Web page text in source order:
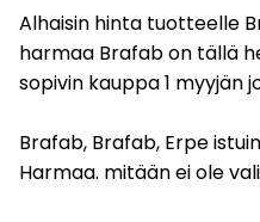
Alhaisin hinta tuotteelle
harmaa Brafab on tällä
sopivin kauppa 1 myyjän
Brafab, Brafab, Erpe
Harmaa. mitään ei ole